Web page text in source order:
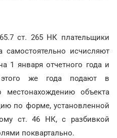
ст. 265 НК плательщики
самостоятельно исчисляют
1 января отчетного года и
же года подают в
объекта
по форме, установленной
ст. 46 НК, с разбивкой
поквартально.